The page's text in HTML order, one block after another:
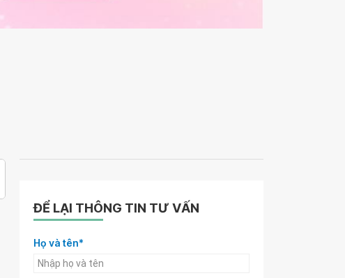
ĐỂ LẠI THÔNG TIN TƯ VẤN
Họ và tên*